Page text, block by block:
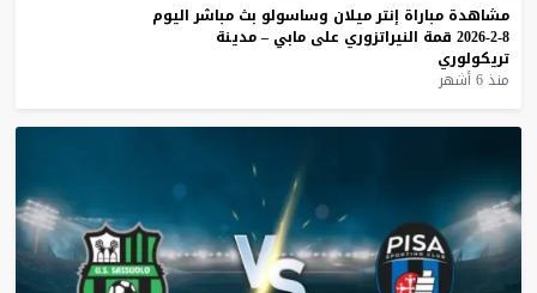
مشاهدة مباراة إنترميلان وساسولو بث مباشر اليوم
8-2-2026
قمة النيراتزوري على مابي – مدينة
تريكولوري
منذ 6 أشهر